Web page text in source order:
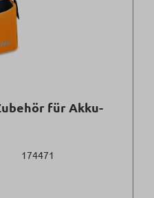
für Akku-
174471